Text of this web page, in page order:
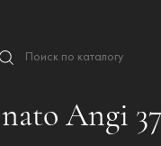
Angi